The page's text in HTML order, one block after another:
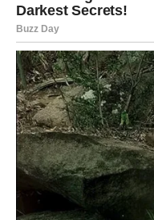
Pred vama su veoma
RAK
Rakovi su među
sedmice.
Poslije mnogo
sigurnosti i ogromne